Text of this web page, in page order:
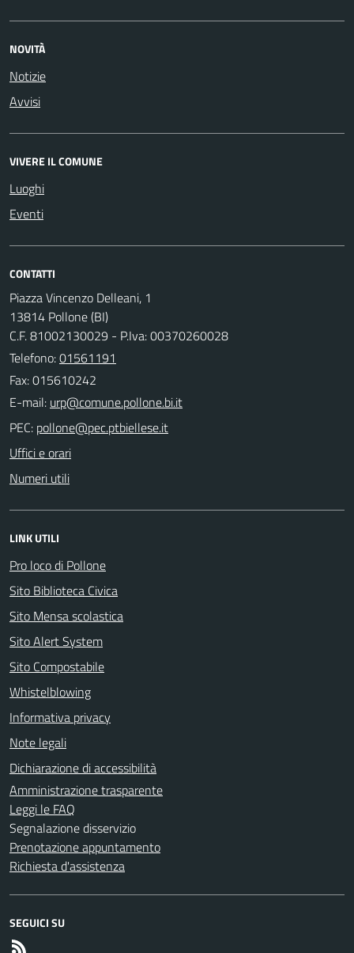
NOVITÀ
Notizie
Avvisi
VIVERE IL COMUNE
Luoghi
Eventi
CONTATTI
Piazza Vincenzo Delleani, 1
13814 Pollone (BI)
C.F. 81002130029 - P.Iva: 00370260028
Telefono:01561191
Fax: 015610242
E-mail:
PEC:
Uffici e orari
Numeri utili
LINK UTILI
Pro loco di Pollone
Sito Biblioteca Civica
Sito Mensa scolastica
Sito Alert System
Sito Compostabile
Whistelblowing
Informativa privacy
Note legali
Dichiarazione di accessibilità
Amministrazione trasparente
Leggi le FAQ
Segnalazione disservizio
Prenotazione appuntamento
Richiesta d'assistenza
SEGUICI SU